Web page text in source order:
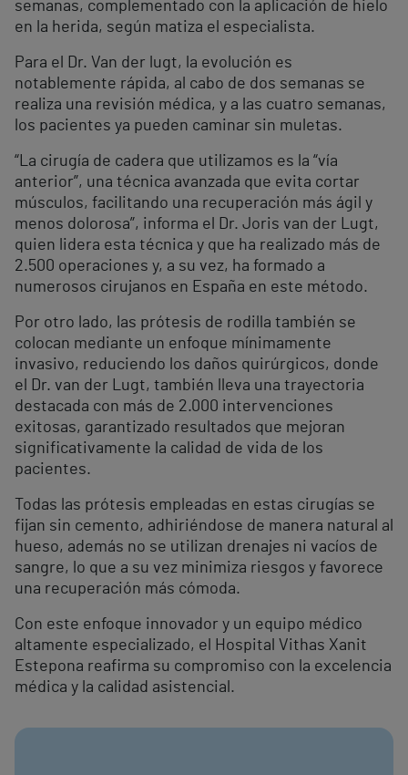
semanas, complementado con la aplicación de hielo
en la herida, según matiza el especialista.
Para el Dr. Van der lugt, la evolución es
notablemente rápida, al cabo de dos semanas se
realiza una revisión médica, y a las cuatro semanas,
los pacientes ya pueden caminar sin muletas.
“La cirugía de cadera que utilizamos es la “vía
anterior”, una técnica avanzada que evita cortar
músculos, facilitando una recuperación más ágil y
menos dolorosa”, informa el Dr. Joris van der Lugt,
quien lidera esta técnica y que ha realizado más de
2.500 operaciones y, a su vez, ha formado a
numerosos cirujanos en España en este método.
Por otro lado, las prótesis de rodilla también se
colocan mediante un enfoque mínimamente
invasivo, reduciendo los daños quirúrgicos, donde
el Dr. van der Lugt, también lleva una trayectoria
destacada con más de 2.000 intervenciones
exitosas, garantizado resultados que mejoran
significativamente la calidad de vida de los
pacientes.
Todas las prótesis empleadas en estas cirugías se
fijan sin cemento, adhiriéndose de manera natural al
hueso, además no se utilizan drenajes ni vacíos de
sangre, lo que a su vez minimiza riesgos y favorece
una recuperación más cómoda.
Con este enfoque innovador y un equipo médico
altamente especializado, el Hospital Vithas Xanit
Estepona reafirma su compromiso con la excelencia
médica y la calidad asistencial.